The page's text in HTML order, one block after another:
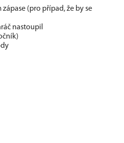
(pro případ, že by se
nastoupil